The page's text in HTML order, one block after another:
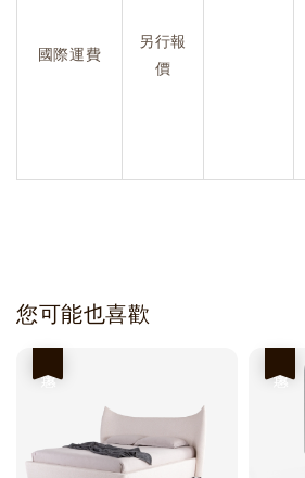
國際運費
另行報
價
您可能也喜歡